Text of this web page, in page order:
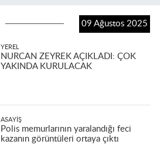
09 Ağustos 2025
YEREL
NURCAN ZEYREK AÇIKLADI: ÇOK
YAKINDA KURULACAK
ASAYIŞ
Polis memurlarının yaralandığı feci
kazanın görüntüleri ortaya çıktı